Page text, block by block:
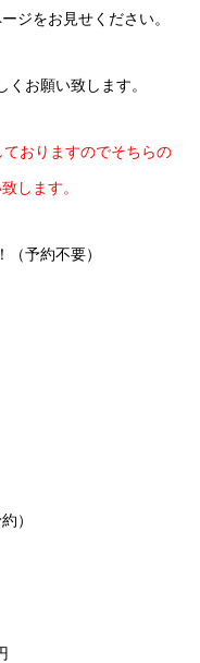
ジをお見せください。
お願い致します。
おりますのでそちらの
します。
予約不要）
）